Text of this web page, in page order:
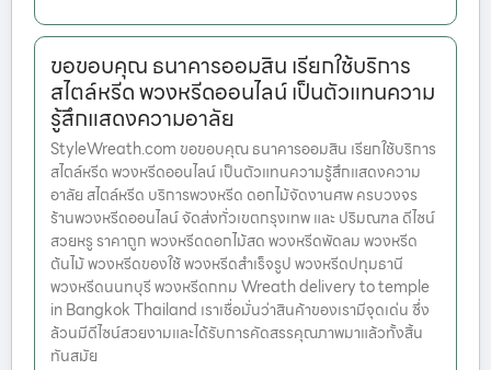
ขอขอบคุณ ธนาคารออมสิน เรียกใช้บริการ
สไตล์หรีด พวงหรีดออนไลน์ เป็นตัวแทนความ
รู้สึกแสดงความอาลัย
StyleWreath.com ขอขอบคุณ ธนาคารออมสิน เรียกใช้บริการ
สไตล์หรีด พวงหรีดออนไลน์ เป็นตัวแทนความรู้สึกแสดงความ
อาลัย สไตล์หรีด บริการพวงหรีด ดอกไม้จัดงานศพ ครบวงจร
ร้านพวงหรีดออนไลน์ จัดส่งทั่วเขตกรุงเทพ และ ปริมณฑล ดีไซน์
สวยหรู ราคาถูก พวงหรีดดอกไม้สด พวงหรีดพัดลม พวงหรีด
ต้นไม้ พวงหรีดของใช้ พวงหรีดสำเร็จรูป พวงหรีดปทุมธานี
พวงหรีดนนทบุรี พวงหรีดกทม Wreath delivery to temple
in Bangkok Thailand เราเชื่อมั่นว่าสินค้าของเรามีจุดเด่น ซึ่ง
ล้วนมีดีไซน์สวยงามและได้รับการคัดสรรคุณภาพมาแล้วทั้งสิ้น
ทันสมัย